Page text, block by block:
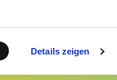
Details zeigen